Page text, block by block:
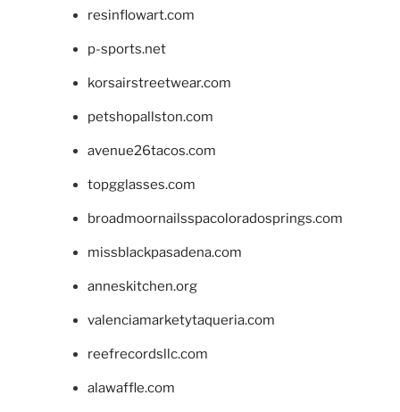
resinflowart.com
p-sports.net
korsairstreetwear.com
petshopallston.com
avenue26tacos.com
topgglasses.com
broadmoornailsspacoloradosprings.com
missblackpasadena.com
anneskitchen.org
valenciamarketytaqueria.com
reefrecordsllc.com
alawaffle.com